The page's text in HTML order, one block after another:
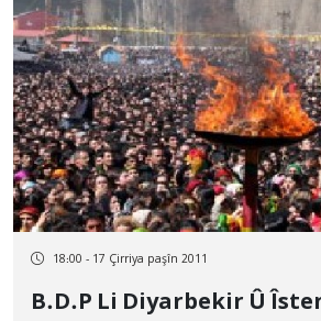
18:00 - 17 Çirriya paşîn 2011
B.D.P Li Diyarbekir Û